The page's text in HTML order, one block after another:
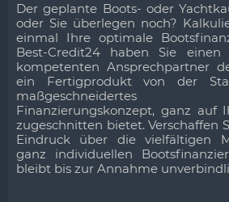
Der geplante Boots- oder
oder Sie überlegen noch?
einmal Ihre optimale
Best-Credit24 haben Sie einen
kompetenten Ansprechpartner
ein Fertigprodukt von der
maßgeschneidertes
Finanzierungskonzept, ganz auf
zugeschnitten bietet. Verschaffen
Eindruck über die vielfältigen
ganz individuellen
bleibt bis zur Annahme